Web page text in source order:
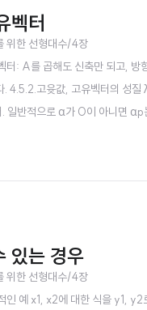
벡터
위한 선형대수/4장
터: A를 곱해도 신축만 되고,
. 4.5.2.고윳값, 고유벡터의 성
반적으로 α가 0이 아니면 αp
있는 경우
위한 선형대수/4장
인 예 x1, x2에 대한 식을 y1,